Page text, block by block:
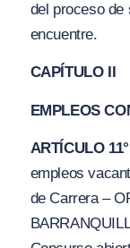
del proceso de
encuentre.
CAPÍTULO II
EMPLEOS
ARTÍCULO
empleos
de Carrera –